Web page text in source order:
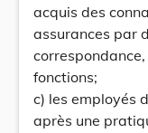
acquis des
assurances par
fonctions;
c) les employés
après une